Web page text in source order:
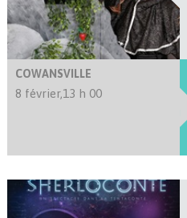
COWANSVILLE
8 février,13 h 00